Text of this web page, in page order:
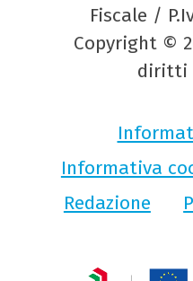
Fiscale /
Copyright ©
diritti
Informativa
Redazione